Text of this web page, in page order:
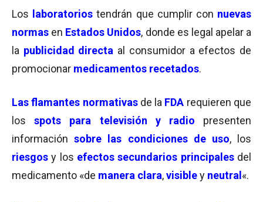
Los laboratorios tendrán que cumplir con nuevas
normas en Estados Unidos, donde es legal apelar a
la publicidad directa al consumidor a efectos de
promocionar medicamentos recetados.
Las flamantes normativasde la FDA requieren que
los spots para televisión y radio presenten
informaciónsobre las condiciones de uso, los
riesgosy los efectos secundarios principalesdel
medicamento «de manera clara,visibley neutral «.